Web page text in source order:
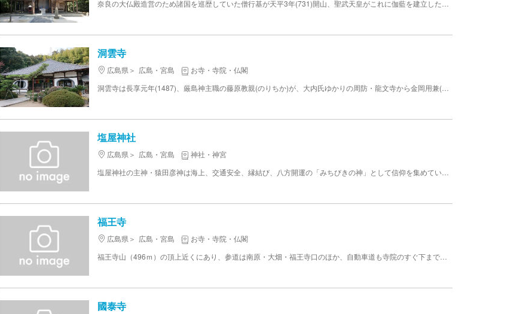
洞雲寺
広島県 広島・宮島
お寺・寺院・仏閣
塩屋神社
広島県 広島・宮島
神社・神宮
福王寺
広島県 広島・宮島
お寺・寺院・仏閣
國泰寺